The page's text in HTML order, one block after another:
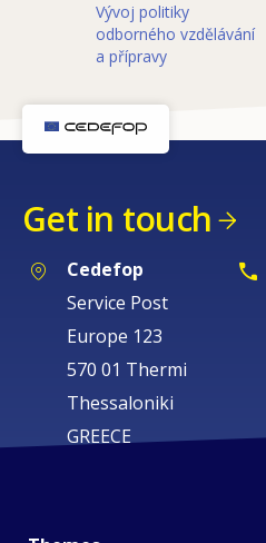
Vývoj politiky
odborného vzdělávání
a přípravy
Get in touch
Cedefop
Service Post
Europe 123
570 01 Thermi
Thessaloniki
GREECE